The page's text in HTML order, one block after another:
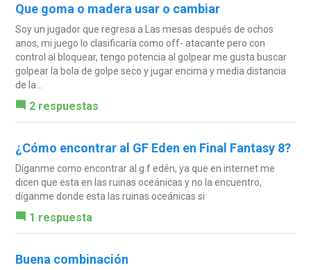
Que goma o madera usar o cambiar
Soy un jugador que regresa a Las mesas después de ochos
anos, mi juego lo clasificaría como off- atacante pero con
control al bloquear, tengo potencia al golpear me gusta buscar
golpear la bola de golpe seco y jugar encima y media distancia
de la...
2 respuestas
¿Cómo encontrar al GF Eden en Final Fantasy 8?
Díganme como encontrar al g.f edén, ya que en internet me
dicen que esta en las ruinas oceánicas y no la encuentro,
díganme donde esta las ruinas oceánicas si
1 respuesta
Buena combinación